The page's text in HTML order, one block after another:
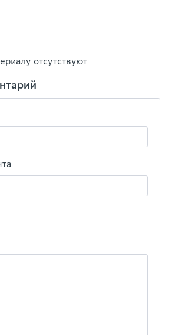
отсутствуют